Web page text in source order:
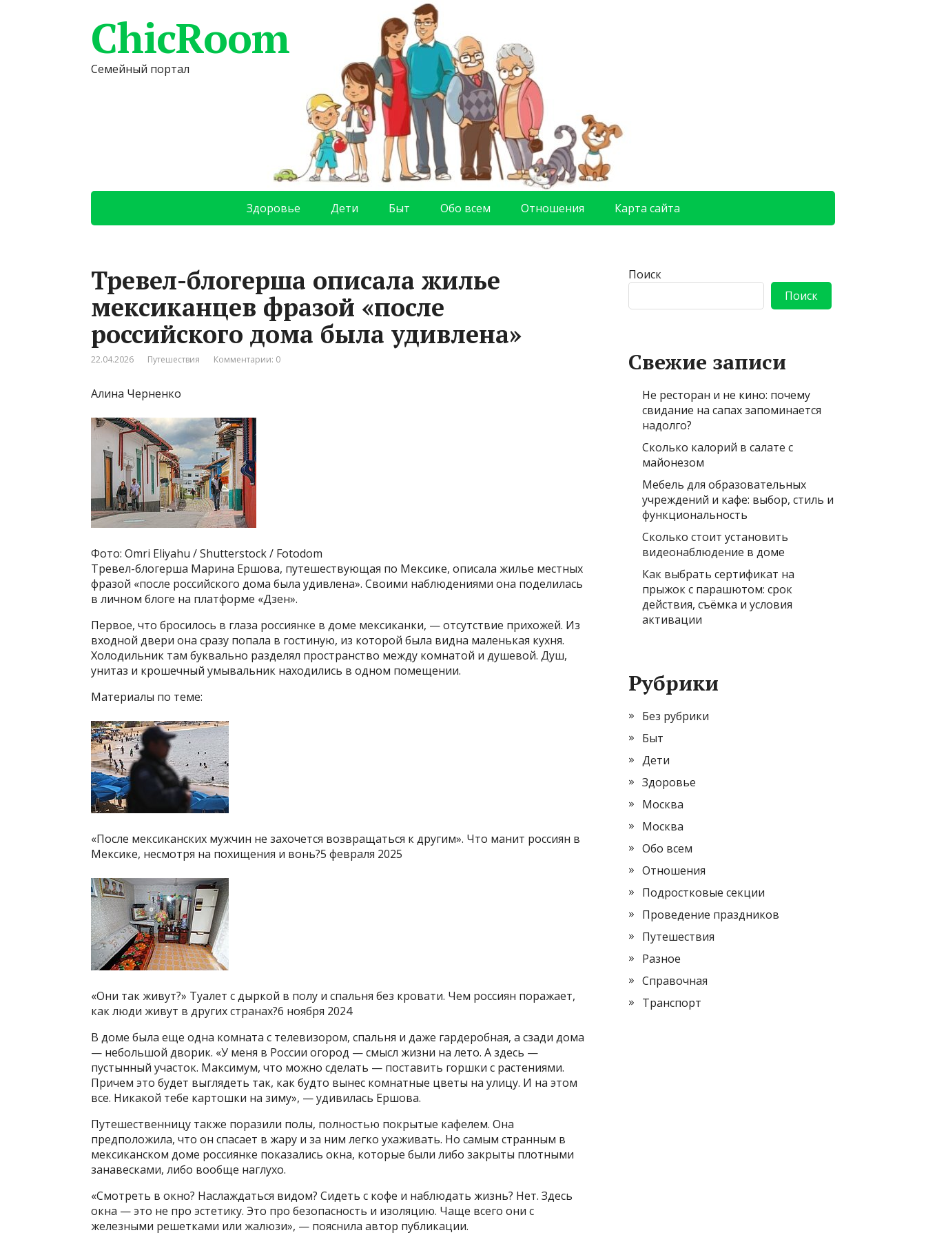
ChicRoom
Семейный портал
Здоровье Дети Быт Обо всем Отношения Карта сайта
Тревел-блогерша описала жилье
мексиканцев фразой «после
российского дома была удивлена»
22.04.2026 Путешествия Комментарии: 0
Алина Черненко
Фото: Omri Eliyahu / Shutterstock / Fotodom
Тревел-блогерша Марина Ершова, путешествующая по Мексике, описала жилье местных
фразой «после российского дома была удивлена». Своими наблюдениями она поделилась
в личном блоге на платформе «Дзен».
Первое, что бросилось в глаза россиянке в доме мексиканки, — отсутствие прихожей. Из
входной двери она сразу попала в гостиную, из которой была видна маленькая кухня.
Холодильник там буквально разделял пространство между комнатой и душевой. Душ,
унитаз и крошечный умывальник находились в одном помещении.
Материалы по теме:
«После мексиканских мужчин не захочется возвращаться к другим». Что манит россиян в
Мексике, несмотря на похищения и вонь?5 февраля 2025
«Они так живут?» Туалет с дыркой в полу и спальня без кровати. Чем россиян поражает,
как люди живут в других странах?6 ноября 2024
В доме была еще одна комната с телевизором, спальня и даже гардеробная, а сзади дома
— небольшой дворик. «У меня в России огород — смысл жизни на лето. А здесь —
пустынный участок. Максимум, что можно сделать — поставить горшки с растениями.
Причем это будет выглядеть так, как будто вынес комнатные цветы на улицу. И на этом
все. Никакой тебе картошки на зиму», — удивилась Ершова.
Путешественницу также поразили полы, полностью покрытые кафелем. Она
предположила, что он спасает в жару и за ним легко ухаживать. Но самым странным в
мексиканском доме россиянке показались окна, которые были либо закрыты плотными
занавесками, либо вообще наглухо.
«Смотреть в окно? Наслаждаться видом? Сидеть с кофе и наблюдать жизнь? Нет. Здесь
окна — это не про эстетику. Это про безопасность и изоляцию. Чаще всего они с
железными решетками или жалюзи», — пояснила автор публикации.
Поиск
Поиск
Свежие записи
Не ресторан и не кино: почему
свидание на сапах запоминается
надолго?
Сколько калорий в салате с
майонезом
Мебель для образовательных
учреждений и кафе: выбор, стиль и
функциональность
Сколько стоит установить
видеонаблюдение в доме
Как выбрать сертификат на
прыжок с парашютом: срок
действия, съёмка и условия
активации
Рубрики
Без рубрики
Быт
Дети
Здоровье
Москва
Москва
Обо всем
Отношения
Подростковые секции
Проведение праздников
Путешествия
Разное
Справочная
Транспорт